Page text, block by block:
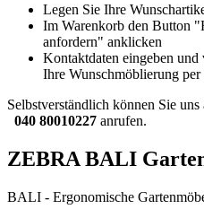
Legen Sie Ihre
Im Warenkorb den Button
anfordern" anklicken
Kontaktdaten eingeben
Ihre Wunschmöblierung
Selbstverständlich können Sie
040 80010227 anrufen.
ZEBRA BALI
BALI - Ergonomische